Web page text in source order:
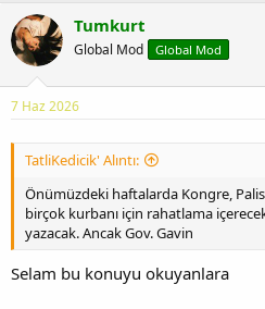
Tumkurt
Global Mod Global Mod
7 Haz 2026
TatliKedicik' Alıntı:
Önümüzdeki haftalarda Kongre,
birçok kurbanı için rahatlama
yazacak. Ancak Gov. Gavin
Selam bu konuyu okuyanlara